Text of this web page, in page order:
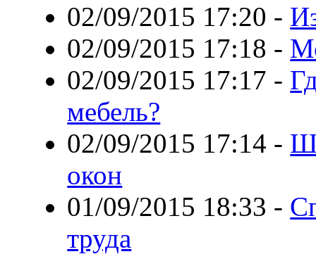
02/09/2015 17:20 -
02/09/2015 17:18 -
02/09/2015 17:17 -
мебель?
02/09/2015 17:14 -
окон
01/09/2015 18:33 -
труда